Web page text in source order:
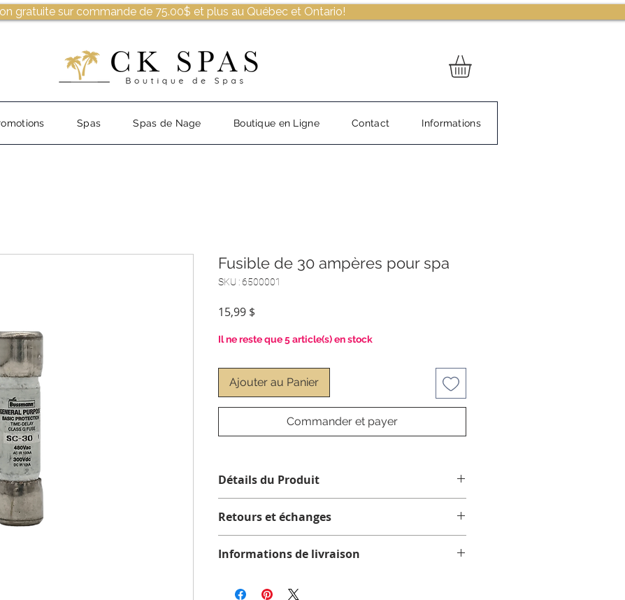
gratuite sur commande de 75.00$ et plus au Québec et Ontario!
Spas Spas de Nage Boutique en Ligne Contact Informations
Fusible de 30 ampères pour spa
SKU : 6500001
15,99 $
Il ne reste que 5 article(s) en stock
Ajouter au Panier
Commander et payer
Détails du Produit
Retours et échanges
Informations de livraison
expédition standard. Comptez 1 à 4 jours ouvrables